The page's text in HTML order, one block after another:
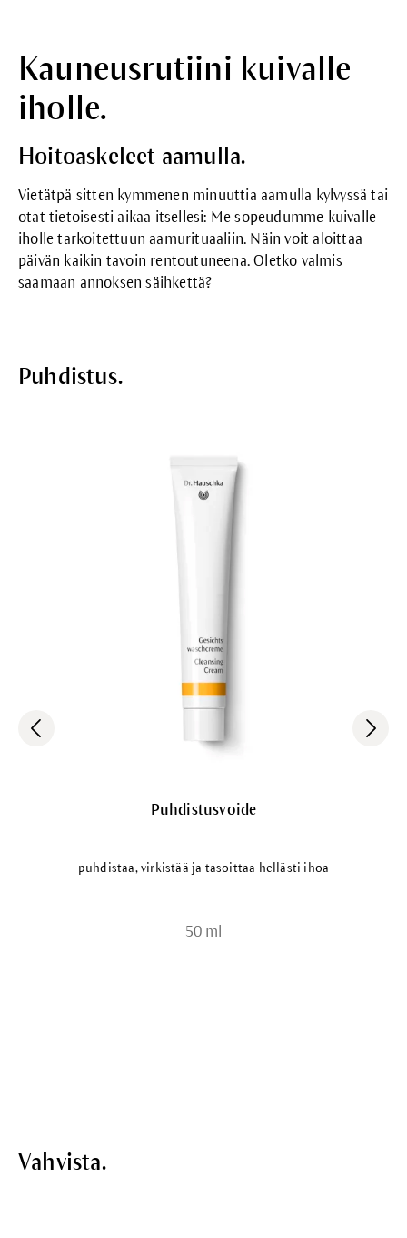
Kauneusrutiini kuivalle
iholle.
Hoitoaskeleet aamulla.
Vietätpä sitten kymmenen minuuttia aamulla kylvyssä tai
otat tietoisesti aikaa itsellesi: Me sopeudumme kuivalle
iholle tarkoitettuun aamurituaaliin. Näin voit aloittaa
päivän kaikin tavoin rentoutuneena. Oletko valmis
saamaan annoksen säihkettä?
Puhdistus.
Puhdistusvoide
puhdistaa, virkistää ja tasoittaa hellästi ihoa
50 ml
Vahvista.